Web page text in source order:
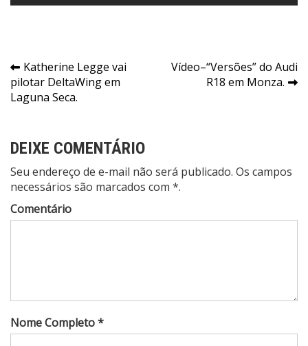
Navegação
de
Katherine Legge vai
pilotar DeltaWing em
Laguna Seca.
Vídeo–“Versões” do Audi
R18 em Monza.
DEIXE COMENTÁRIO
Seu endereço de e-mail não será publicado. Os campos
necessários são marcados com *.
Comentário
Nome Completo *